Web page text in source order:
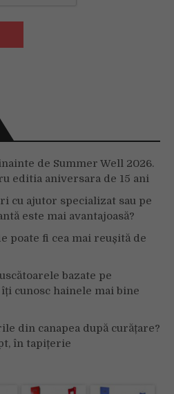
de Summer Well 2026.
editia aniversara de 15 ani
cu ajutor specializat sau pe
este mai avantajoasă?
poate fi cea mai reușită de
bazate pe
cunosc hainele mai bine
din canapea după curățare?
în tapițerie